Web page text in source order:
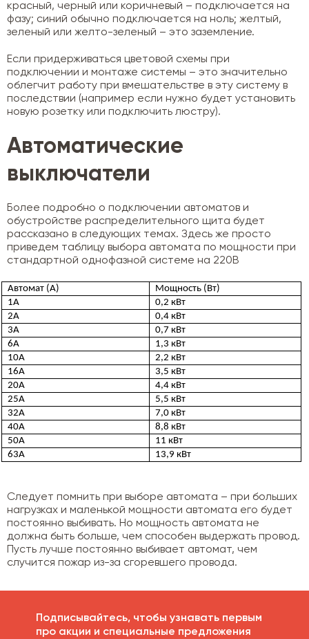
красный, черный или коричневый – подключается на
фазу; синий обычно подключается на ноль; желтый,
зеленый или желто-зеленый – это заземление.
Если придерживаться цветовой схемы при
подключении и монтаже системы – это значительно
облегчит работу при вмешательстве в эту систему в
последствии (например если нужно будет установить
новую розетку или подключить люстру).
Автоматические
выключатели
Более подробно о подключении автоматов и
обустройстве распределительного щита будет
рассказано в следующих темах. Здесь же просто
приведем таблицу выбора автомата по мощности при
стандартной однофазной системе на 220В
Автомат (А)
Мощность (Вт)
1А
0,2 кВт
2А
0,4 кВт
3А
0,7 кВт
6А
1,3 кВт
10А
2,2 кВт
16А
3,5 кВт
20А
4,4 кВт
25А
5,5 кВт
32А
7,0 кВт
40А
8,8 кВт
50А
11 кВт
63А
13,9 кВт
Следует помнить при выборе автомата – при больших
нагрузках и маленькой мощности автомата его будет
постоянно выбивать. Но мощность автомата не
должна быть больше, чем способен выдержать провод.
Пусть лучше постоянно выбивает автомат, чем
случится пожар из-за сгоревшего провода.
Подписывайтесь, чтобы узнавать первым
про акции и специальные предложения